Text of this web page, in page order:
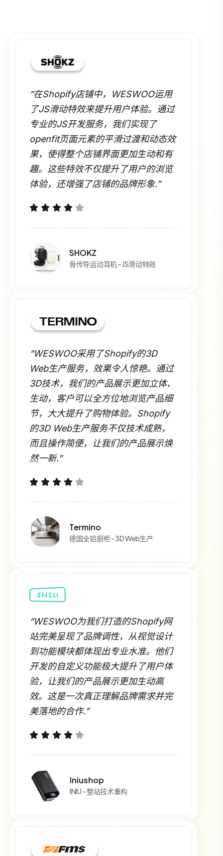
“在Shopify店铺中，WESWOO运用
了JS滑动特效来提升用户体验。通过
专业的JS开发服务，我们实现了
openfit页面元素的平滑过渡和动态效
果，使得整个店铺界面更加生动和有
趣。这些特效不仅提升了用户的浏览
体验，还增强了店铺的品牌形象.”
SHOKZ
骨传导运动耳机 - JS滑动特效
“WESWOO采用了Shopify的3D
Web生产服务，效果令人惊艳。通过
3D技术，我们的产品展示更加立体、
生动，客户可以全方位地浏览产品细
节，大大提升了购物体验。Shopify
的3D Web生产服务不仅技术成熟，
而且操作简便，让我们的产品展示焕
然一新.”
Termino
德国全铝厨柜 - 3D Web生产
“WESWOO为我们打造的Shopify网
站完美呈现了品牌调性，从视觉设计
到功能模块都体现出专业水准。他们
开发的自定义功能极大提升了用户体
验，让我们的产品展示更加生动高
效。这是一次真正理解品牌需求并完
美落地的合作.”
Iniushop
INIU - 整站技术重构